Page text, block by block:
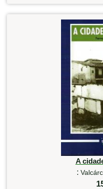
A
: